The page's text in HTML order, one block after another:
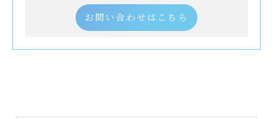
お問い合わせはこちら